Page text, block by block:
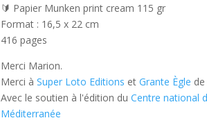
🔰 Papier Munken print cream 115 gr
Format : 16,5 x 22 cm
416 pages
Merci Marion.
Merci àSuper Loto Editions etGrante Ègle
Avec le soutien à l'édition duCentre national
Méditerranée